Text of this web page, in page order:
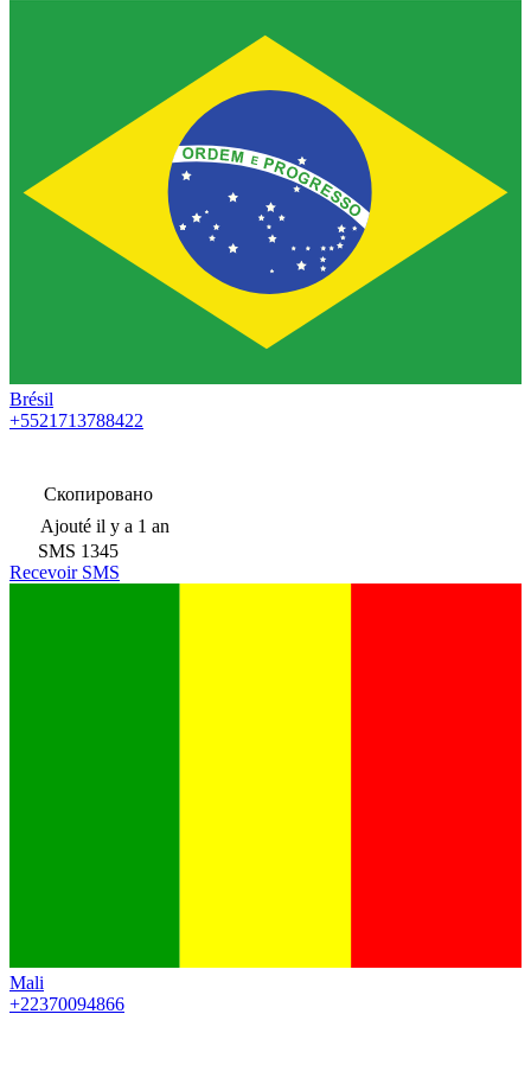
Brésil
+5521713788422
Скопировано
Ajouté il y a 1 an
SMS 1345
Recevoir SMS
Mali
+22370094866